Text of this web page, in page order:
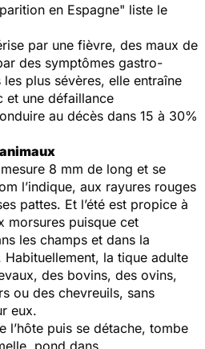
en Espagne" liste le
par une fièvre, des maux de
des symptômes gastro-
plus sévères, elle entraîne
et une défaillance
au décès dans 15 à 30%
8 mm de long et se
l’indique, aux rayures rouges
pattes. Et l’été est propice à
morsures puisque cet
les champs et dans la
la tique adulte
des bovins, des ovins,
ou des chevreuils, sans
eux.
l’hôte puis se détache, tombe
pond dans